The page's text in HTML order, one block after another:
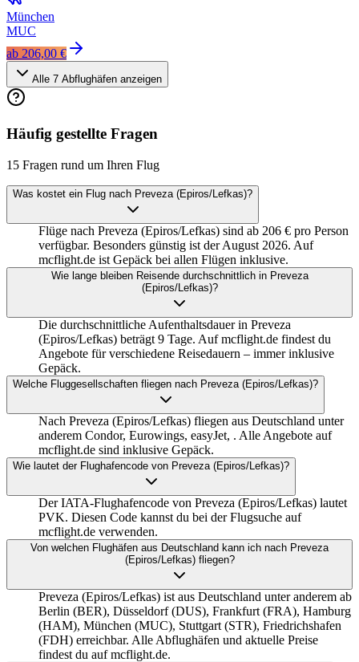
München
MUC
ab 206,00 €
Alle 7 Abflughäfen anzeigen
Häufig gestellte Fragen
15 Fragen rund um Ihren Flug
Was kostet ein Flug nach Preveza (Epiros/Lefkas)?
Flüge nach Preveza (Epiros/Lefkas) sind ab 206 € pro Person
verfügbar. Besonders günstig ist der August 2026. Auf
mcflight.de ist Gepäck bei allen Flügen inklusive.
Wie lange bleiben Reisende durchschnittlich in Preveza
(Epiros/Lefkas)?
Die durchschnittliche Aufenthaltsdauer in Preveza
(Epiros/Lefkas) beträgt 9 Tage. Auf mcflight.de findest du
Angebote für verschiedene Reisedauern – immer inklusive
Gepäck.
Welche Fluggesellschaften fliegen nach Preveza (Epiros/Lefkas)?
Nach Preveza (Epiros/Lefkas) fliegen aus Deutschland unter
anderem Condor, Eurowings, easyJet, . Alle Angebote auf
mcflight.de sind inklusive Gepäck.
Wie lautet der Flughafencode von Preveza (Epiros/Lefkas)?
Der IATA-Flughafencode von Preveza (Epiros/Lefkas) lautet
PVK. Diesen Code kannst du bei der Flugsuche auf
mcflight.de verwenden.
Von welchen Flughäfen aus Deutschland kann ich nach Preveza
(Epiros/Lefkas) fliegen?
Preveza (Epiros/Lefkas) ist aus Deutschland unter anderem ab
Berlin (BER), Düsseldorf (DUS), Frankfurt (FRA), Hamburg
(HAM), München (MUC), Stuttgart (STR), Friedrichshafen
(FDH) erreichbar. Alle Abflughäfen und aktuelle Preise
findest du auf mcflight.de.